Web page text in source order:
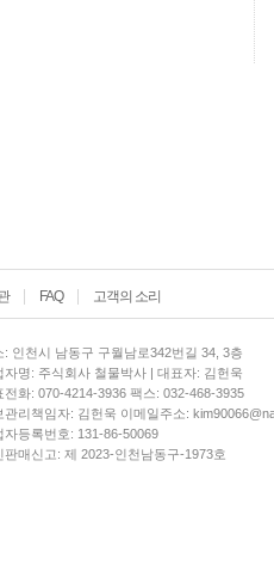
FAQ 고객의 소리
: 인천시 남동구 구월남로342번길 34, 3층
자명: 주식회사 철물박사 | 대표자: 김헌욱
전화: 070-4214-3936 팩스: 032-468-3935
관리책임자: 김헌욱 이메일주소:
자등록번호: 131-86-50069
판매신고: 제 2023-인천남동구-1973호